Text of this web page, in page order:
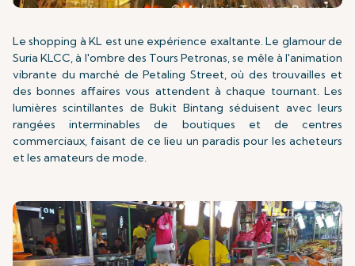
Le shopping à KL est une expérience exaltante. Le glamour de
Suria KLCC, à l'ombre des Tours Petronas, se mêle à l'animation
vibrante du marché de Petaling Street, où des trouvailles et
des bonnes affaires vous attendent à chaque tournant. Les
lumières scintillantes de Bukit Bintang séduisent avec leurs
rangées interminables de boutiques et de centres
commerciaux, faisant de ce lieu un paradis pour les acheteurs
et les amateurs de mode.